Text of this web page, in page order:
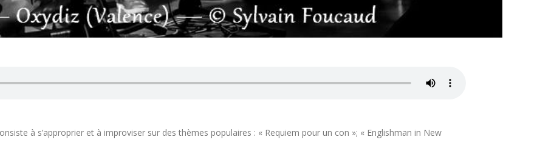
à s’approprier et à improviser sur des thèmes populaires : « Requiem pour un con »; « Englishman in New